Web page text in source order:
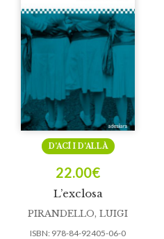
L’exclosa
D’ACÍ I D’ALLÀ
22.00€
PIRANDELLO, LUIGI
ISBN: 978-84-92405-06-0